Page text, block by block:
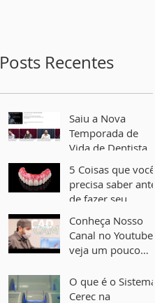
Posts Recentes
Saiu a Nova
Temporada de
Vida de Dentista
Podcast sobre
Implante Dental e
Lente de Contato
Dental
5 Coisas que você
precisa saber antes
de fazer seu
Conheça Nosso
Canal no Youtube e
veja um pouco
feitos os Implantes
Dentais
O que é o Sistema
Cerec na